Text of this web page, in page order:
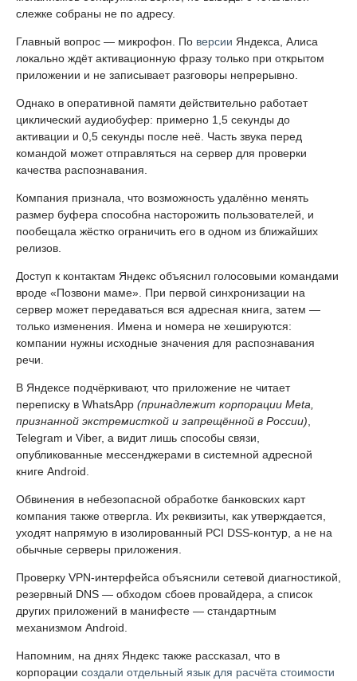
слежке собраны не по адресу.
Главный вопрос — микрофон. По версии Яндекса, Алиса
локально ждёт активационную фразу только при открытом
приложении и не записывает разговоры непрерывно.
Однако в оперативной памяти действительно работает
циклический аудиобуфер: примерно 1,5 секунды до
активации и 0,5 секунды после неё. Часть звука перед
командой может отправляться на сервер для проверки
качества распознавания.
Компания признала, что возможность удалённо менять
размер буфера способна насторожить пользователей, и
пообещала жёстко ограничить его в одном из ближайших
релизов.
Доступ к контактам Яндекс объяснил голосовыми командами
вроде «Позвони маме». При первой синхронизации на
сервер может передаваться вся адресная книга, затем —
только изменения. Имена и номера не хешируются:
компании нужны исходные значения для распознавания
речи.
В Яндексе подчёркивают, что приложение не читает
переписку в WhatsApp (принадлежит корпорации Meta,
признанной экстремисткой и запрещённой в России)
Telegram и Viber, а видит лишь способы связи,
опубликованные мессенджерами в системной адресной
книге Android.
Обвинения в небезопасной обработке банковских карт
компания также отвергла. Их реквизиты, как утверждается,
уходят напрямую в изолированный PCI DSS-контур, а не на
обычные серверы приложения.
Проверку VPN-интерфейса объяснили сетевой диагностикой,
резервный DNS — обходом сбоев провайдера, а список
других приложений в манифесте — стандартным
механизмом Android.
Напомним, на днях Яндекс также рассказал, что в
корпорации создали отдельный язык для расчёта стоимости